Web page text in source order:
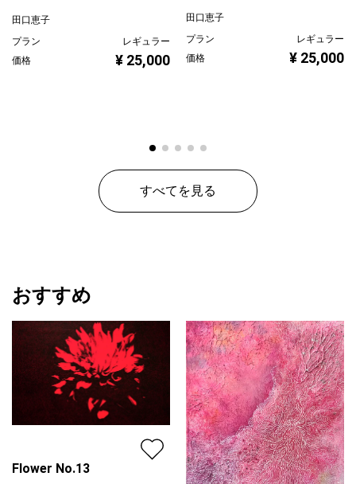
田口恵子
プラン
レギュラー
価格
¥ 25,000
田口恵子
プラン
レギュラー
価格
¥ 25,000
すべてを見る
おすすめ
Flower No.13